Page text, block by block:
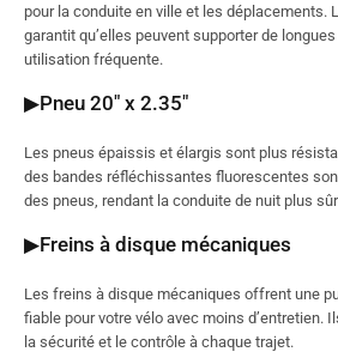
pour la conduite en ville et les déplacements.
garantit qu’elles peuvent supporter de
utilisation fréquente.
▶Pneu 20″ x 2.35″
Les pneus épaissis et élargis sont plus
des bandes réfléchissantes fluorescentes
des pneus, rendant la conduite de nuit plus
▶Freins à disque mécaniques
Les freins à disque mécaniques offrent une
fiable pour votre vélo avec moins d’entretien.
la sécurité et le contrôle à chaque trajet.